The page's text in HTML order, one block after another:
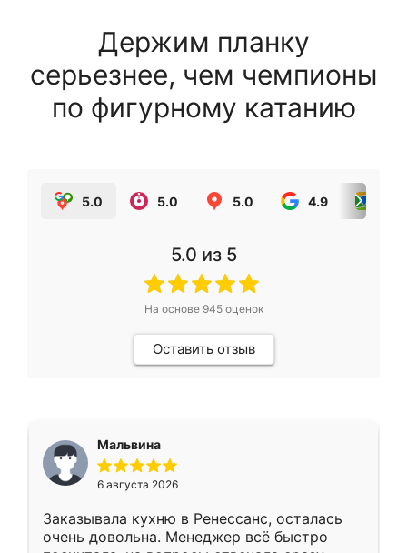
Держим планку
серьезнее, чем чемпионы
по фигурному катанию
5.0 5.0 5.0 4.9
5.0 из 5
На основе 945оценок
Оставить отзыв
Мальвина
6 августа 2026
Заказывала кухню в Ренессанс, осталась
очень довольна. Менеджер всё быстро